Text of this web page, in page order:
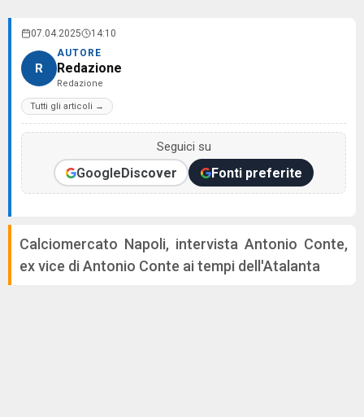
07.04.2025 14:10
R
AUTORE
Redazione
Redazione
Tutti gli articoli →
Seguici su
GoogleDiscover Fonti preferite
Calciomercato Napoli, intervista Antonio Conte,
ex vice di Antonio Conte ai tempi dell'Atalanta